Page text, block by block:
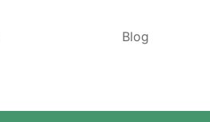
Blog